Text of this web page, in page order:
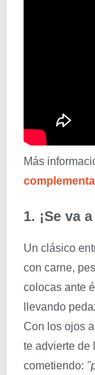
Más
1. ¡Se va
Un clásico
con carne,
colocas ante
llevando
Con los ojos
te advierte de
cometiendo: